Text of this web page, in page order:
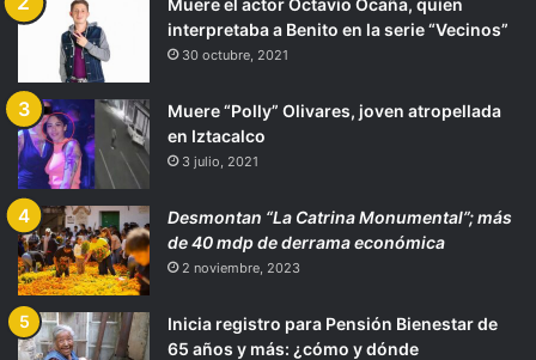
interpretaba a Benito en la serie “Vecinos”
30 octubre, 2021
Muere “Polly” Olivares, joven atropellada
en Iztacalco
3 julio, 2021
Desmontan “La Catrina Monumental”; más
de 40 mdp de derrama económica
2 noviembre, 2023
Inicia registro para Pensión Bienestar de
65 años y más: ¿cómo y dónde